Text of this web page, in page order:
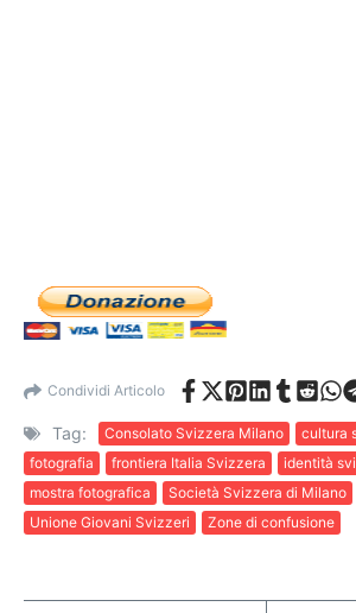
Condividi Articolo
Tag: Consolato Svizzera Milano
cultura
fotografia
frontiera Italia Svizzera
identità
mostra fotografica
Società Svizzera di Milano
Unione Giovani Svizzeri
Zone di confusione